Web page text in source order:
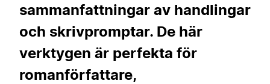
sammanfattningar av handlingar
och skrivpromptar. De här
verktygen är perfekta för
romanförfattare,